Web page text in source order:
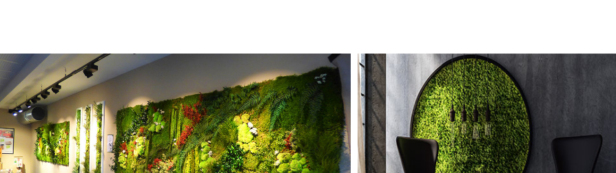
MURS STABILISÉS TABLEAUX STABILISÉS